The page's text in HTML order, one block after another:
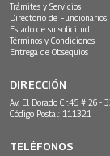
Trámites y Servicios
Directorio de Funcionarios
Estado de su solicitud
Términos y Condiciones
Entrega de Obsequios
DIRECCIÓN
Av. El Dorado Cr.45 # 26 -
Código Postal: 111321
TELÉFONOS